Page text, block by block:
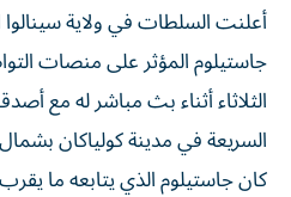
أعلنت السلطات في ولاية
جاستيلوم المؤثر على ‌منصات
الثلاثاء أثناء بث ​مباشر ⁠له مع
‌السريعة في مدينة ‌كولياكان